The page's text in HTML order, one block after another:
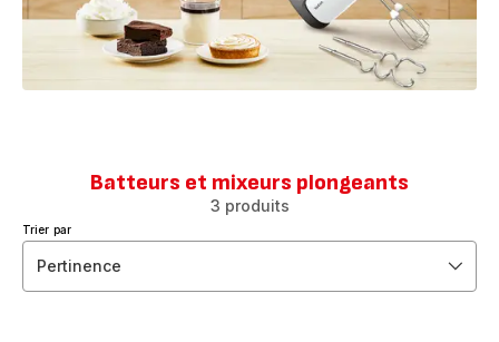
Batteurs et mixeurs plongeants
3 produits
Trier par
Pertinence